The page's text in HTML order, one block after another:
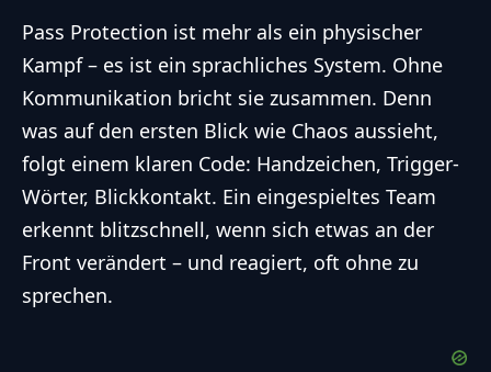
Pass Protection ist mehr als ein physischer
Kampf – es ist ein sprachliches System. Ohne
Kommunikation bricht sie zusammen. Denn
was auf den ersten Blick wie Chaos aussieht,
folgt einem klaren Code: Handzeichen, Trigger-
Wörter, Blickkontakt. Ein eingespieltes Team
erkennt blitzschnell, wenn sich etwas an der
Front verändert – und reagiert, oft ohne zu
sprechen.